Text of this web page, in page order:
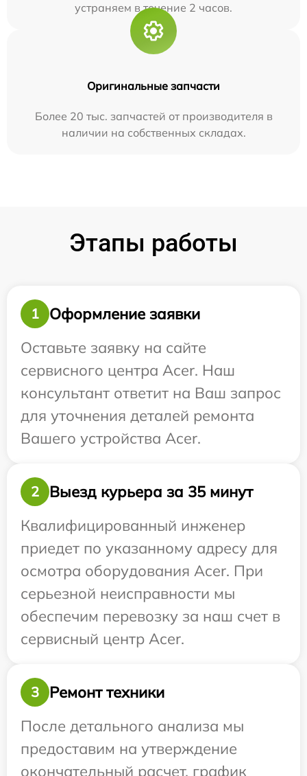
устраняем в течение 2 часов.
Оригинальные запчасти
Более 20 тыс. запчастей от производителя в
наличии на собственных складах.
Этапы работы
1
Оформление заявки
Оставьте заявку на сайте
сервисного центра Acer. Наш
консультант ответит на Ваш запрос
для уточнения деталей ремонта
Вашего устройства Acer.
2
Выезд курьера за 35 минут
Квалифицированный инженер
приедет по указанному адресу для
осмотра оборудования Acer. При
серьезной неисправности мы
обеспечим перевозку за наш счет в
сервисный центр Acer.
3
Ремонт техники
После детального анализа мы
предоставим на утверждение
окончательный расчет, график